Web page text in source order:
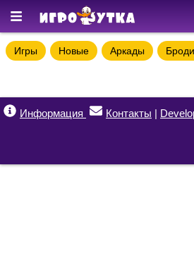
Игры Новые Аркады
Информация Контакты |